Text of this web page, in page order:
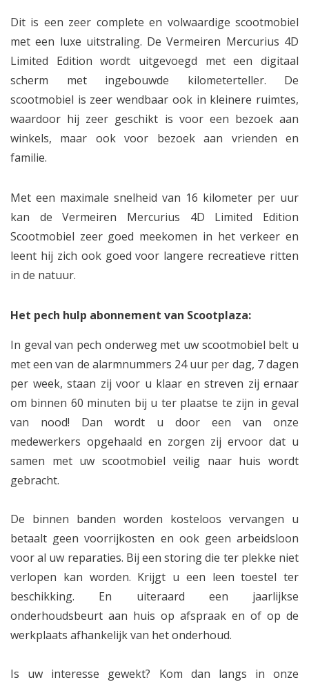
Dit is een zeer complete en volwaardige scootmobiel
met een luxe uitstraling. De Vermeiren Mercurius 4D
Limited Edition wordt uitgevoegd met een digitaal
scherm met ingebouwde kilometerteller. De
scootmobiel is zeer wendbaar ook in kleinere ruimtes,
waardoor hij zeer geschikt is voor een bezoek aan
winkels, maar ook voor bezoek aan vrienden en
familie.
Met een maximale snelheid van 16 kilometer per uur
kan de Vermeiren Mercurius 4D Limited Edition
Scootmobiel zeer goed meekomen in het verkeer en
leent hij zich ook goed voor langere recreatieve ritten
in de natuur.
Het pech hulp abonnement van Scootplaza:
In geval van pech onderweg met uw scootmobiel belt u
met een van de alarmnummers 24 uur per dag, 7 dagen
per week, staan zij voor u klaar en streven zij ernaar
om binnen 60 minuten bij u ter plaatse te zijn in geval
van nood! Dan wordt u door een van onze
medewerkers opgehaald en zorgen zij ervoor dat u
samen met uw scootmobiel veilig naar huis wordt
gebracht.
De binnen banden worden kosteloos vervangen u
betaalt geen voorrijkosten en ook geen arbeidsloon
voor al uw reparaties. Bij een storing die ter plekke niet
verlopen kan worden. Krijgt u een leen toestel ter
beschikking. En uiteraard een jaarlijkse
onderhoudsbeurt aan huis op afspraak en of op de
werkplaats afhankelijk van het onderhoud.
Is uw interesse gewekt? Kom dan langs in onze